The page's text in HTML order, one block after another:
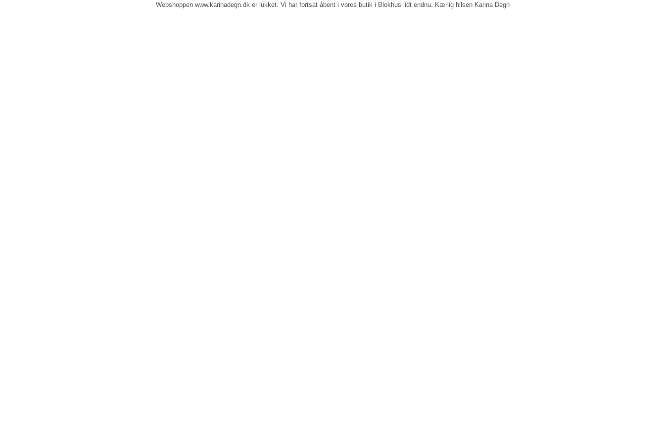
Webshoppen www.karinadegn.dk er lukket. Vi har fortsat åbent i vores butik i Blokhus lidt endnu. Kærlig hilsen Karina Degn